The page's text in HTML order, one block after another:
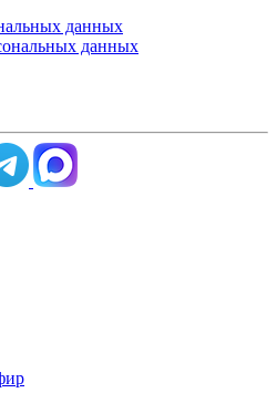
данных
данных